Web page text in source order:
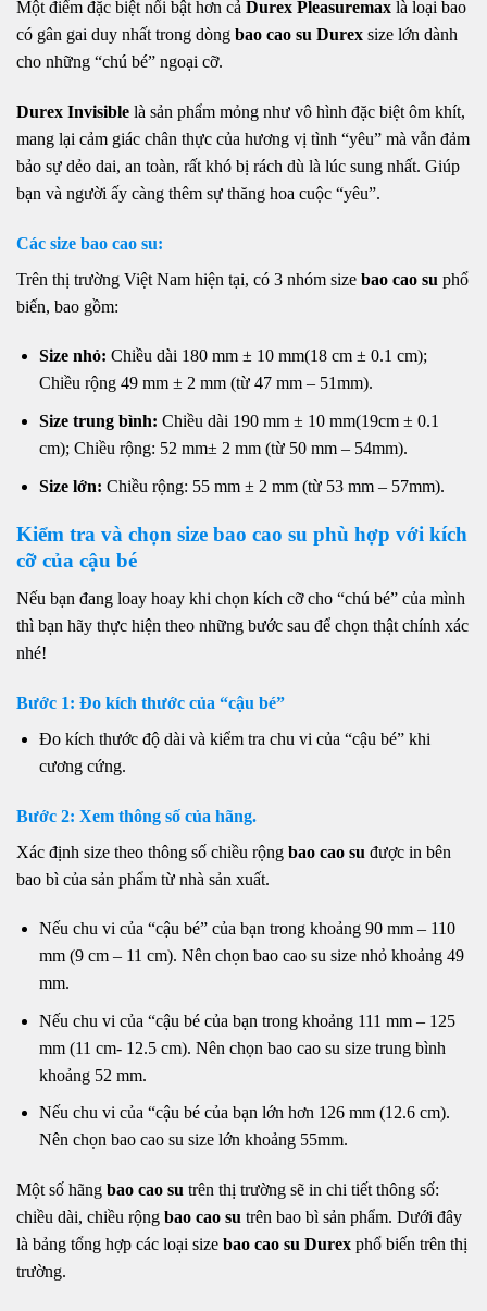
Một điểm đặc biệt nổi bật hơn cả Durex Pleasuremax là loại bao
có gân gai duy nhất trong dòng bao cao su Durex size lớn dành
cho những “chú bé” ngoại cỡ.
Durex Invisible là sản phẩm mỏng như vô hình đặc biệt ôm khít,
mang lại cảm giác chân thực của hương vị tình “yêu” mà vẫn đảm
bảo sự dẻo dai, an toàn, rất khó bị rách dù là lúc sung nhất. Giúp
bạn và người ấy càng thêm sự thăng hoa cuộc “yêu”.
Các size bao cao su:
Trên thị trường Việt Nam hiện tại, có 3 nhóm size bao cao su phổ
biến, bao gồm:
Size nhỏ: Chiều dài 180 mm ± 10 mm(18 cm ± 0.1 cm);
Chiều rộng 49 mm ± 2 mm (từ 47 mm – 51mm).
Size trung bình: Chiều dài 190 mm ± 10 mm(19cm ± 0.1
cm); Chiều rộng: 52 mm± 2 mm (từ 50 mm – 54mm).
Size lớn: Chiều rộng: 55 mm ± 2 mm (từ 53 mm – 57mm).
Kiểm tra và chọn size bao cao su phù hợp với kích
cỡ của cậu bé
Nếu bạn đang loay hoay khi chọn kích cỡ cho “chú bé” của mình
thì bạn hãy thực hiện theo những bước sau để chọn thật chính xác
nhé!
Bước 1: Đo kích thước của “cậu bé”
Đo kích thước độ dài và kiểm tra chu vi của “cậu bé” khi
cương cứng.
Bước 2: Xem thông số của hãng.
Xác định size theo thông số chiều rộng bao cao su được in bên
bao bì của sản phẩm từ nhà sản xuất.
Nếu chu vi của “cậu bé” của bạn trong khoảng 90 mm – 110
mm (9 cm – 11 cm). Nên chọn bao cao su size nhỏ khoảng 49
mm.
Nếu chu vi của “cậu bé của bạn trong khoảng 111 mm – 125
mm (11 cm- 12.5 cm). Nên chọn bao cao su size trung bình
khoảng 52 mm.
Nếu chu vi của “cậu bé của bạn lớn hơn 126 mm (12.6 cm).
Nên chọn bao cao su size lớn khoảng 55mm.
Một số hãng bao cao su trên thị trường sẽ in chi tiết thông số:
chiều dài, chiều rộng bao cao su trên bao bì sản phẩm. Dưới đây
là bảng tổng hợp các loại size bao cao su Durex phổ biến trên thị
trường.